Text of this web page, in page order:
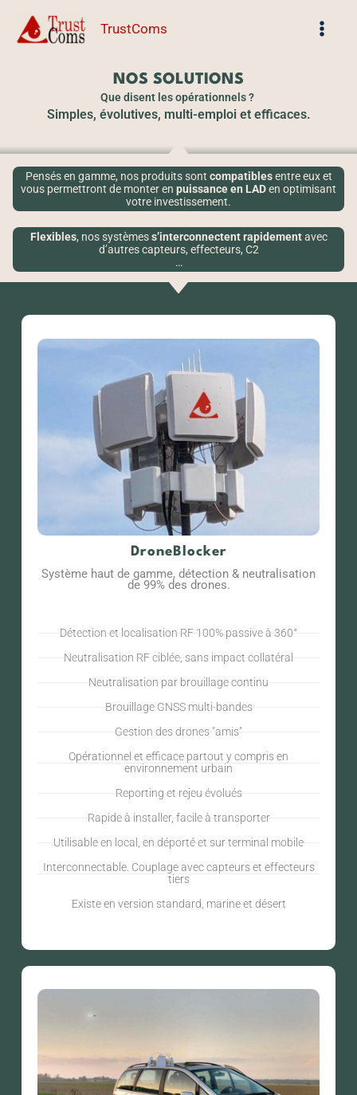
TrustComs
NOS SOLUTIONS
Que disent les opérationnels ?
Simples, évolutives, multi-emploi et efficaces.
Pensés en gamme, nos produits sont compatiblesentre eux et
vous permettront de monter en puissance en LADen optimisant
votre investissement.
Flexibles, nos systèmess’interconnectent rapidementavec
d’autres capteurs, effecteurs, C2
…
DroneBlocker
Système haut de gamme, détection & neutralisation
de 99% des drones.
Détection et localisation RF 100% passive à 360°
Neutralisation RF ciblée, sans impact collatéral
Neutralisation par brouillage continu
Brouillage GNSS multi-bandes
Gestion des drones "amis"
Opérationnel et efficace partout y compris en
environnement urbain
Reporting et rejeu évolués
Rapide à installer, facile à transporter
Utilisable en local, en déporté et sur terminal mobile
Interconnectable. Couplage avec capteurs et effecteurs
tiers
Existe en version standard, marine et désert